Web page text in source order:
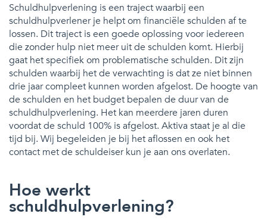
Schuldhulpverlening is een traject waarbij een
schuldhulpverlener je helpt om financiële schulden af te
lossen. Dit traject is een goede oplossing voor iedereen
die zonder hulp niet meer uit de schulden komt. Hierbij
gaat het specifiek om problematische schulden. Dit zijn
schulden waarbij het de verwachting is dat ze niet binnen
drie jaar compleet kunnen worden afgelost. De hoogte van
de schulden en het budget bepalen de duur van de
schuldhulpverlening. Het kan meerdere jaren duren
voordat de schuld 100% is afgelost. Aktiva staat je al die
tijd bij. Wij begeleiden je bij het aflossen en ook het
contact met de schuldeiser kun je aan ons overlaten.
Hoe werkt
schuldhulpverlening?